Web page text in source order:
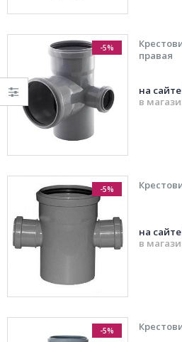
-5%
правая
в
на
-5%
в
на
-5%